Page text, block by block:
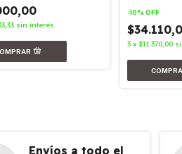
sin interés
-10%OFF
3 x$11.370,00
Envíos a todo el